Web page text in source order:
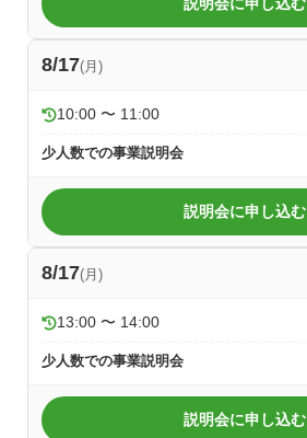
8/17(月)
10:00 〜 11:00
少人数での事業説明会
説明会に申し込む
8/17(月)
13:00 〜 14:00
少人数での事業説明会
説明会に申し込む